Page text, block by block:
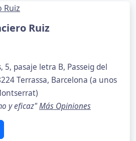
Ruiz
5, pasaje letra B, Passeig del
Terrassa, Barcelona (a unos
y eficaz"Más Opiniones